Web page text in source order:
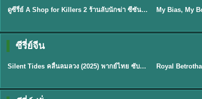
★8 EP.16ดูซีรี่ย์ A Shop for Killers 2 ร้านลับนักฆ่า ซีซัน 2 (2026) ซับไทย-พากย์ไทย
ซีรี่ย์จีน
★9.5
พากย์ไทย
Silent Tides คลื่นลมลวง (2025) พากย์ไทย ซับไทย EP.1-31 ★9